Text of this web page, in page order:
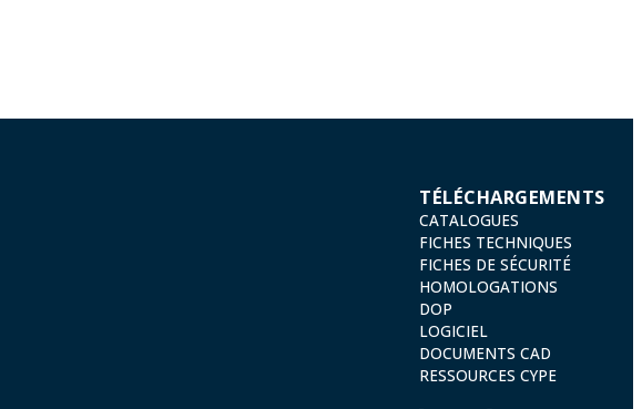
TÉLÉCHARGEMENTS
CATALOGUES
FICHES TECHNIQUES
FICHES DE SÉCURITÉ
HOMOLOGATIONS
DOP
LOGICIEL
DOCUMENTS CAD
RESSOURCES CYPE